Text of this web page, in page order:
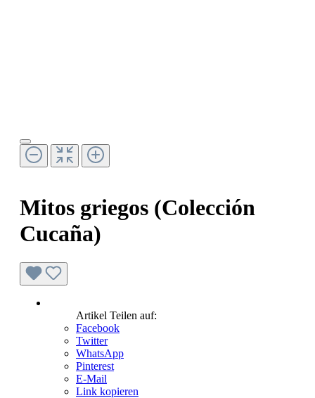
Mitos griegos (Colección
Cucaña)
Artikel Teilen auf:
Facebook
Twitter
WhatsApp
Pinterest
E-Mail
Link kopieren